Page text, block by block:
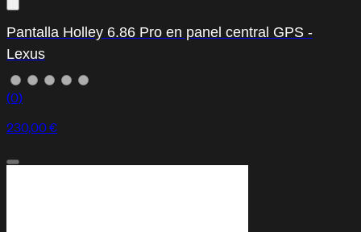
Pantalla Holley 6.86 Pro en panel central GPS -
Lexus
(0)
230,00 €